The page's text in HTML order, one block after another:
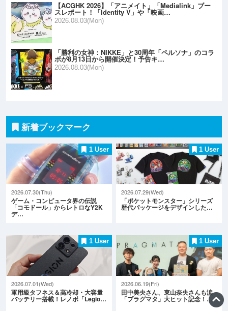
【ACGHK 2026】「アニメイト」「Medialink」ブー
スレポート！「Identity V」や「映画…
2026.08.03(Mon)
「勝利の女神：NIKKE」と30周年「ペルソナ」のコラ
ボが8月13日から開催決定！予告キ…
2026.08.03(Mon)
新着ブックマーク
1 User
2026.07.30(Thu)
ゲーム・コンピュータ界の伝説
「コモドール」からレトロなY2K
デ…
1 User
2026.07.29(Wed)
「ポケットモンスター」シリーズ
歴代パッケージをデザインした…
1 User
2026.07.01(Wed)
軍用級タフネス＆高冷却・大容量
バッテリー搭載！レノボ「Legio…
1 User
2026.06.19(Fri)
田中美央さん、東山奈央さんも涙
「プラグマタ」大ヒット記念！…